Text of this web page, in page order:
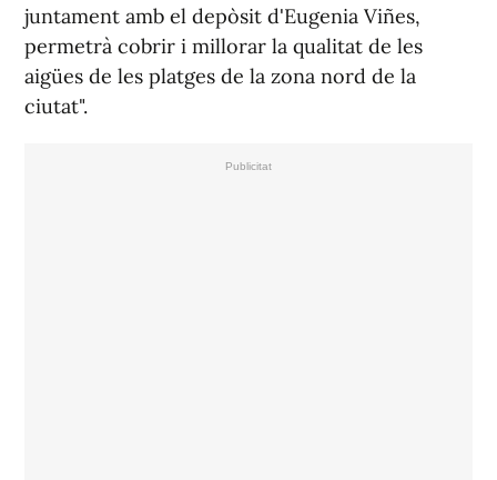
juntament amb el depòsit d'Eugenia Viñes,
permetrà cobrir i millorar la qualitat de les
aigües de les platges de la zona nord de la
ciutat".